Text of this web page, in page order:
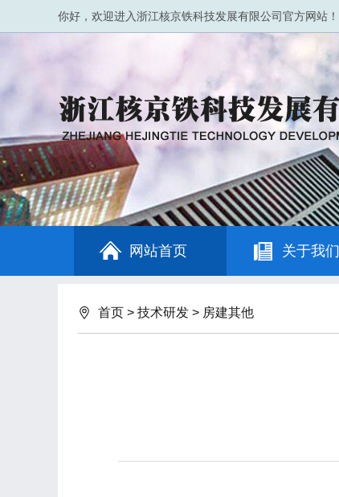
你好，欢迎进入浙江核京铁科技发展有限公司官方网站！
网站首页 关于我们
首页 > 技术研发 > 房建其他